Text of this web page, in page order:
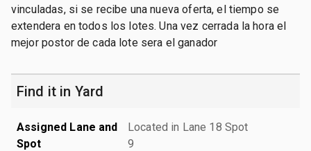
vinculadas, si se recibe una nueva oferta, el tiempo se
extendera en todos los lotes. Una vez cerrada la hora el
mejor postor de cada lote sera el ganador
Find it in Yard
Assigned Lane and
Spot
Located in Lane 18 Spot
9